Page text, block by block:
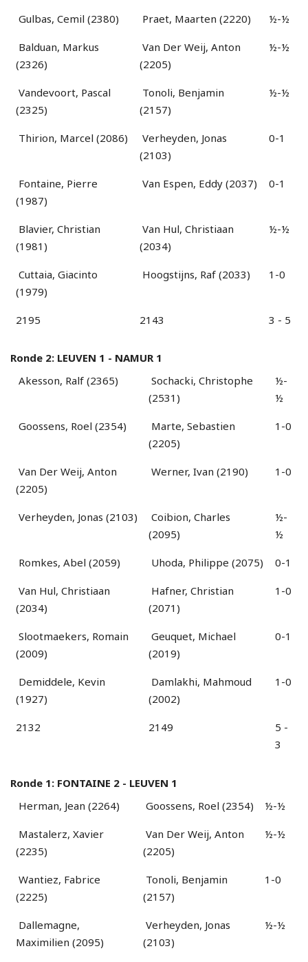
2195 2143 3 - 5
Gulbas, Cemil (2380) Praet, Maarten (2220) ½-½
Balduan, Markus
(2326)
Van Der Weij, Anton
(2205)
½-½
Vandevoort, Pascal
(2325)
Tonoli, Benjamin
(2157)
½-½
Thirion, Marcel (2086)
Verheyden, Jonas
(2103)
0-1
Fontaine, Pierre
(1987)
Van Espen, Eddy (2037) 0-1
Blavier, Christian
(1981)
Van Hul, Christiaan
(2034)
½-½
Cuttaia, Giacinto
(1979)
Hoogstijns, Raf (2033) 1-0
Ronde 2: LEUVEN 1 - NAMUR 1
2132 2149
5 -
3
Akesson, Ralf (2365)
Sochacki, Christophe
(2531)
½-
½
Goossens, Roel (2354)
Marte, Sebastien
(2205)
1-0
Van Der Weij, Anton
(2205)
Werner, Ivan (2190) 1-0
Verheyden, Jonas (2103)
Coibion, Charles
(2095)
½-
½
Romkes, Abel (2059) Uhoda, Philippe (2075) 0-1
Van Hul, Christiaan
(2034)
Hafner, Christian
(2071)
1-0
Slootmaekers, Romain
(2009)
Geuquet, Michael
(2019)
0-1
Demiddele, Kevin
(1927)
Damlakhi, Mahmoud
(2002)
1-0
Ronde 1: FONTAINE 2 - LEUVEN 1
Herman, Jean (2264)
Goossens, Roel (2354) ½-½
Mastalerz, Xavier
(2235)
Van Der Weij, Anton
(2205)
½-½
Wantiez, Fabrice
(2225)
Tonoli, Benjamin
(2157)
1-0
Dallemagne,
Maximilien (2095)
Verheyden, Jonas
(2103)
½-½